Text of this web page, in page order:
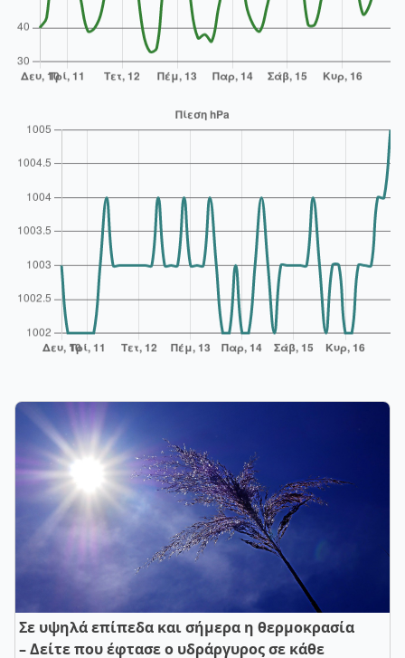
Σε υψηλά επίπεδα και σήμερα η θερμοκρασία
– Δείτε που έφτασε ο υδράργυρος σε κάθε